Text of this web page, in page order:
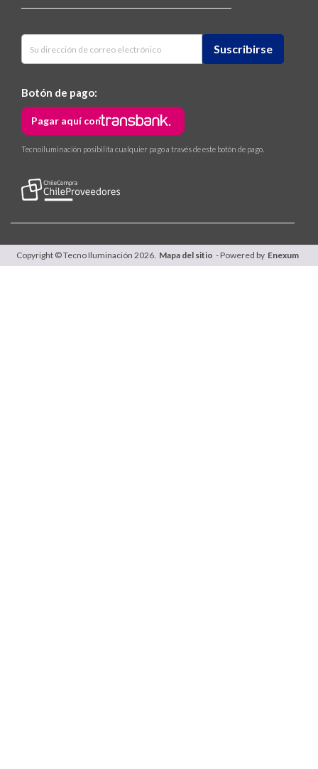
Botón de pago:
Pagar aquí con
Tecnoiluminación posibilita cualquier pago a través de este botón de pago.
Copyright © Tecno Iluminación 2026. Mapa del sitio - Powered by Enexum